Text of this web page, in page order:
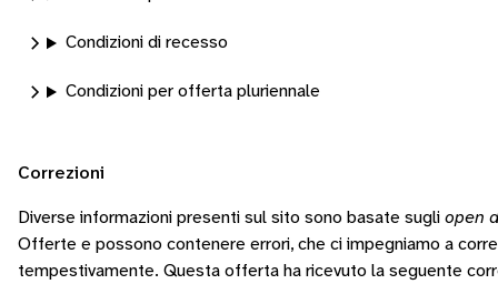
Condizioni di recesso
Condizioni per offerta pluriennale
Correzioni
Diverse informazioni presenti sul sito sono basate sugli open
Offerte e possono contenere errori, che ci impegniamo a
tempestivamente. Questa offerta ha ricevuto la seguente